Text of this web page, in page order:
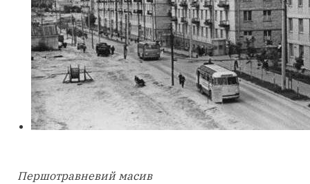
Першотравневий масив​